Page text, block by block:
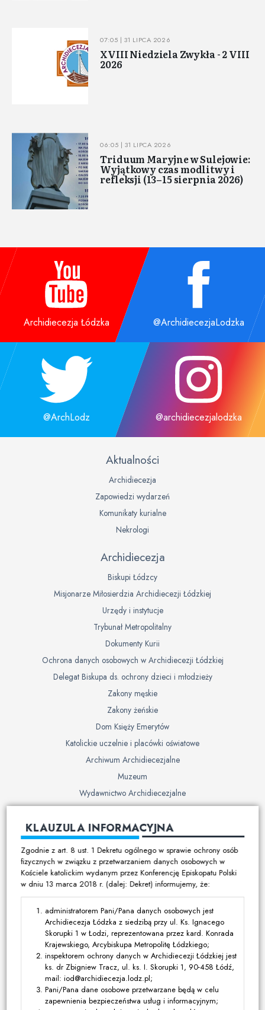
07:05 | 31 LIPCA 2026
XVIII Niedziela Zwykła - 2 VIII
2026
06:05 | 31 LIPCA 2026
Triduum Maryjne w Sulejowie:
Wyjątkowy czas modlitwy i
refleksji (13–15 sierpnia 2026)
Archidiecezja Łódzka @ArchidiecezjaLodzka
@ArchLodz @archidiecezjalodzka
Aktualności
Archidiecezja
Zapowiedzi wydarzeń
Komunikaty kurialne
Nekrologi
Archidiecezja
Biskupi Łódzcy
Misjonarze Miłosierdzia Archidiecezji Łódzkiej
Urzędy i instytucje
Trybunał Metropolitalny
Dokumenty Kurii
Ochrona danych osobowych w Archidiecezji Łódzkiej
Delegat Biskupa ds. ochrony dzieci i młodzieży
Zakony męskie
Zakony żeńskie
Dom Księży Emerytów
Katolickie uczelnie i placówki oświatowe
Archiwum Archidiecezjalne
Muzeum
Wydawnictwo Archidiecezjalne
Cmentarze
Duszpasterstwo
Program duszpasterski
Kalendarz pracy duszpasterskiej
Duszpasterstwo specjalistyczne
Ruchy i stowarzyszenia
Multimedia
Filmy
Zdjęcia
Media katolickie
KLAUZULA INFORMACYJNA
Zgodnie z art. 8 ust. 1 Dekretu ogólnego w sprawie ochrony osób
fizycznych w związku z przetwarzaniem danych osobowych w
Kościele katolickim wydanym przez Konferencję Episkopatu Polski
w dniu 13 marca 2018 r. (dalej: Dekret) informujemy, że:
administratorem Pani/Pana danych osobowych jest
Archidiecezja Łódzka z siedzibą przy ul. Ks. Ignacego
Skorupki 1 w Łodzi, reprezentowana przez kard. Konrada
Krajewskiego, Arcybiskupa Metropolitę Łódzkiego;
inspektorem ochrony danych w Archidiecezji Łódzkiej jest
ks. dr Zbigniew Tracz, ul. ks. I. Skorupki 1, 90-458 Łódź,
mail: iod@archidiecezja.lodz.pl;
Pani/Pana dane osobowe przetwarzane będą w celu
zapewnienia bezpieczeństwa usług i informacyjnym;